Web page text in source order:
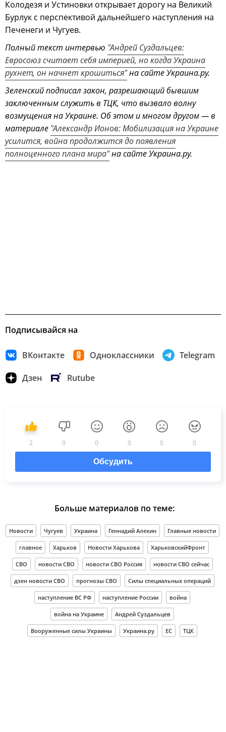
Колодезя и Устиновки открывает дорогу на Великий
Бурлук с перспективой дальнейшего наступления на
Печенеги и Чугуев.
Полный текст интервью "Андрей Суздальцев:
Евросоюз считает себя империей, но когда Украина
рухнет, он начнет крошиться"на сайте Украина.ру.
Зеленский подписал закон, разрешающий бывшим
заключенным служить в ТЦК, что вызвало волну
возмущения на Украине. Об этом и многом другом — в
материале "Александр Ионов: Мобилизация на Украине
усилится, война продолжится до появления
полноценного плана мира"на сайте Украина.ру.
Подписывайся на
ВКонтакте Одноклассники Telegram
Дзен Rutube
2 0 0 0 0 0
Обсудить
Больше материалов по теме:
Новости Чугуев Украина Геннадий Алехин Главные новости
главное Харьков Новости Харькова ХарьковскийФронт
СВО новости СВО новости СВО Россия новости СВО сейчас
дзен новости СВО прогнозы СВО Силы специальных операций
наступление ВС РФ наступление России война
война на Украине Андрей Суздальцев
Вооруженные силы Украины Украина.ру ЕС ТЦК